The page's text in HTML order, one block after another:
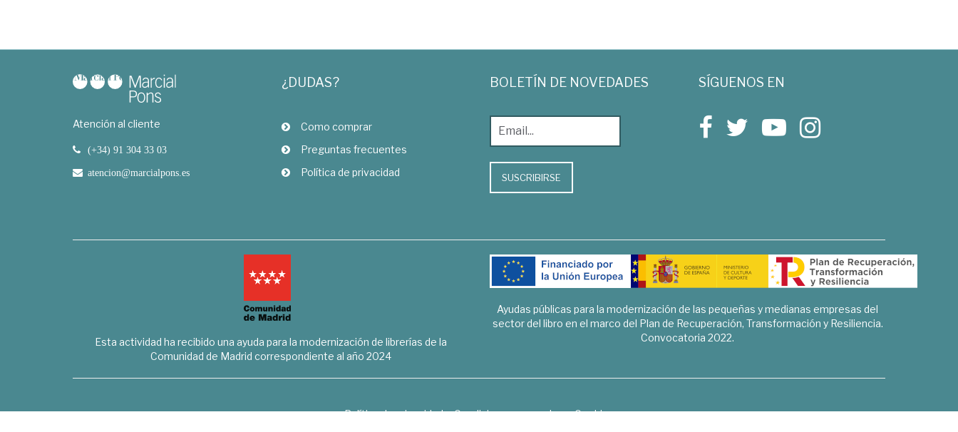
Atención al cliente
(+34) 91 304 33 03
atencion@marcialpons.es
¿DUDAS?
Como comprar
Preguntas frecuentes
Política de privacidad
BOLETÍN DE NOVEDADES
SUSCRIBIRSE
SÍGUENOS EN
Esta actividad ha recibido una ayuda para la modernización de librerías de la
Comunidad de Madrid correspondiente al año 2024
Ayudas públicas para la modernización de las pequeñas y medianas empresas del
sector del libro en el marco del Plan de Recuperación, Transformación y Resiliencia.
Convocatoria 2022.
Política de privacidad Condiciones generales
Cookies